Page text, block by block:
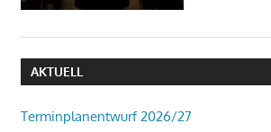
AKTUELL
Terminplanentwurf 2026/27